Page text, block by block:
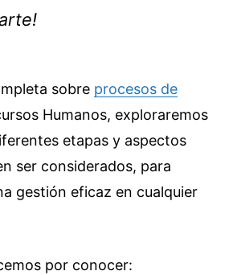
sobre procesos de
Humanos, exploraremos
etapas y aspectos
ser considerados, para
gestión eficaz en cualquier
por conocer: